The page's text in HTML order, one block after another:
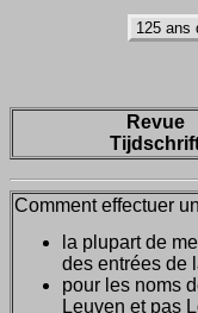
Revue
Comment effectuer
la plupart de
des entrées de
pour les noms
Leuven et pas